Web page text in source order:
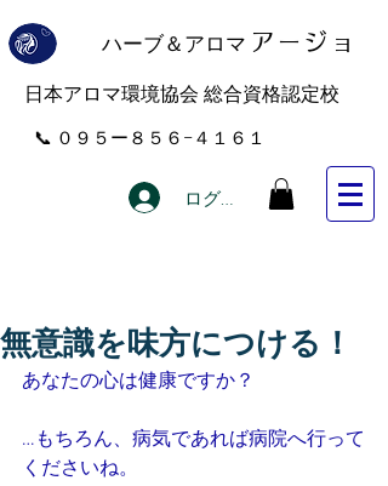
ハーブ＆アロマ アー ジョ
​日本アロマ環境協会 総合資格認定校
​📞 ０９５ー８５６−４１６１
ログイン
無意識を味方につける！
あなたの心は健康ですか？
…もちろん、病気であれば病院へ行って
くださいね。